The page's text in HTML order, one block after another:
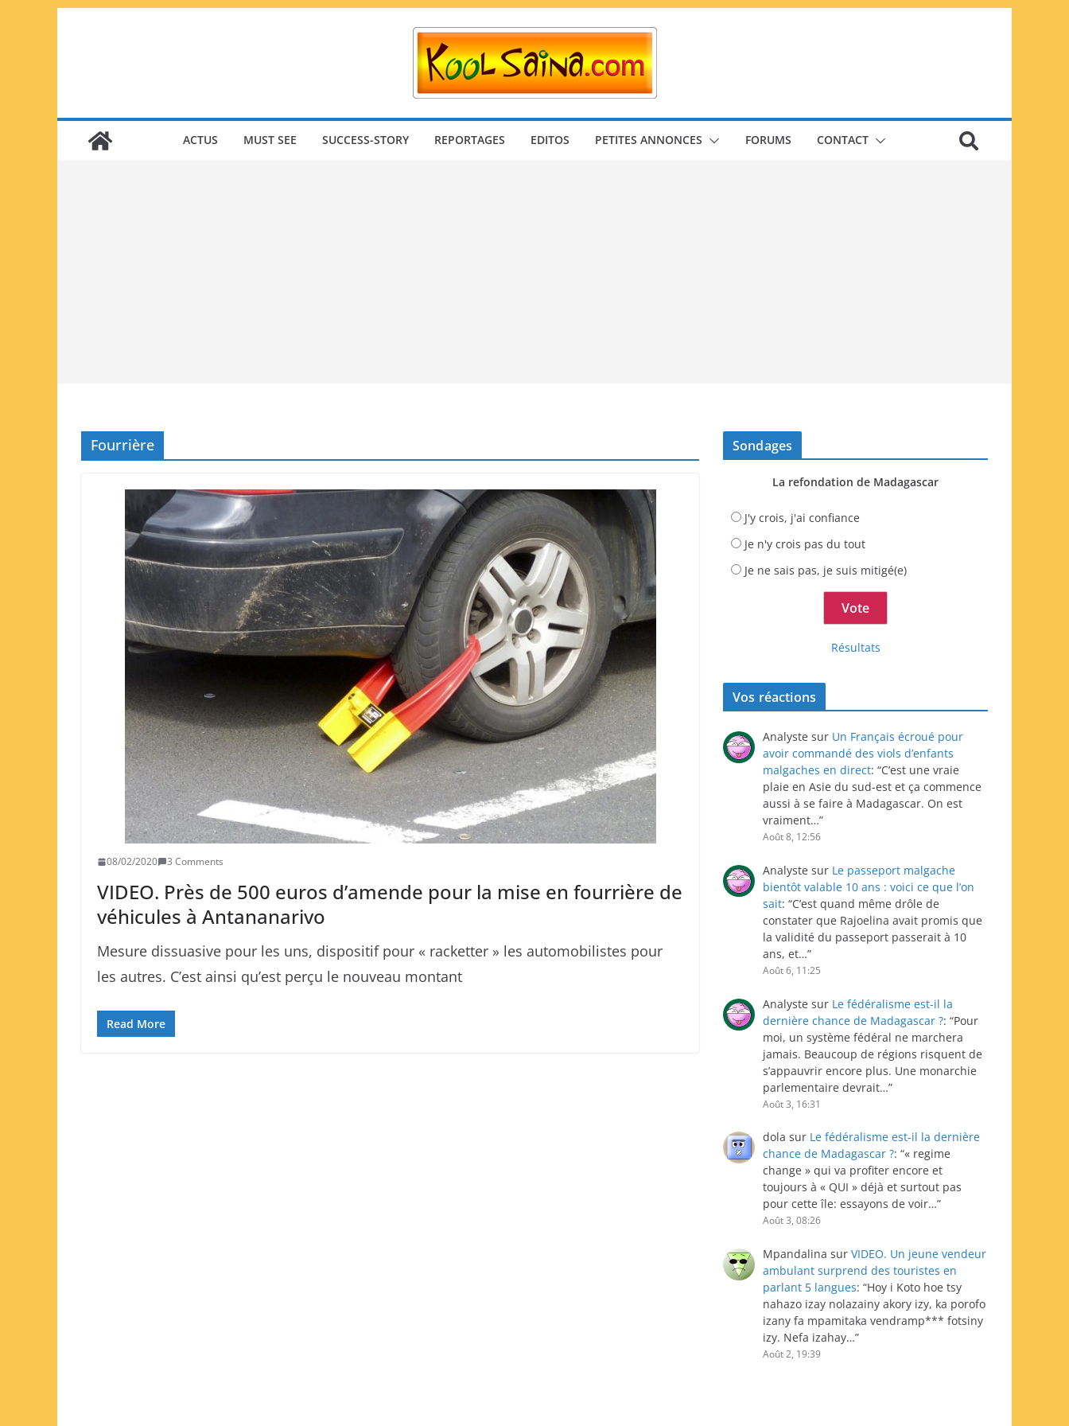
ACTUS MUST SEE SUCCESS-STORY REPORTAGES EDITOS PETITES ANNONCES FORUMS CONTACT
Fourrière
08/02/2020 3 Comments
VIDEO. Près de 500 euros d’amende pour la mise en fourrière de
véhicules à Antananarivo
Mesure dissuasive pour les uns, dispositif pour « racketter » les automobilistes pour
les autres. C’est ainsi qu’est perçu le nouveau montant
Read More
Sondages
La refondation de Madagascar
J'y crois, j'ai confiance
Je n'y crois pas du tout
Je ne sais pas, je suis mitigé(e)
Résultats
Vos réactions
Analyste sur Un Français écroué pour
avoir commandé des viols d’enfants
malgaches en direct: “C’est une vraie
plaie en Asie du sud-est et ça commence
aussi à se faire à Madagascar. On est
vraiment…”
Août 8, 12:56
Analyste sur Le passeport malgache
bientôt valable 10 ans : voici ce que l’on
sait: “C’est quand même drôle de
constater que Rajoelina avait promis que
la validité du passeport passerait à 10
ans, et…”
Août 6, 11:25
Analyste sur Le fédéralisme est-il la
dernière chance de Madagascar ?: “Pour
moi, un système fédéral ne marchera
jamais. Beaucoup de régions risquent de
s’appauvrir encore plus. Une monarchie
parlementaire devrait…”
Août 3, 16:31
dola sur Le fédéralisme est-il la dernière
chance de Madagascar ?: “« regime
change » qui va profiter encore et
toujours à « QUI » déjà et surtout pas
pour cette île: essayons de voir…”
Août 3, 08:26
Mpandalina sur VIDEO. Un jeune vendeur
ambulant surprend des touristes en
parlant 5 langues: “Hoy i Koto hoe tsy
nahazo izay nolazainy akory izy, ka porofo
izany fa mpamitaka vendramp*** fotsiny
izy. Nefa izahay…”
Août 2, 19:39